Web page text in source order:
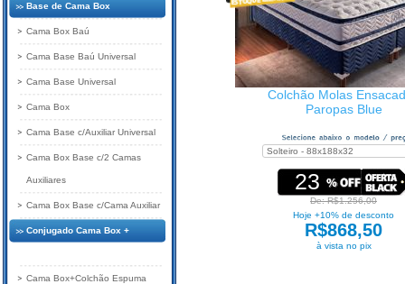
Colchão Molas
Paropas Blue
23
De: R$1.256,00
Hoje +10% de desconto
R$868,50
à vista no pix
Base de Cama Box
Cama Box Baú
Cama Base Baú Universal
Cama Base Universal
Cama Box
Cama Base c/Auxiliar Universal
Cama Box Base c/2 Camas
Auxiliares
Cama Box Base c/Cama Auxiliar
Conjugado Cama Box +
Cama Box+Colchão Espuma